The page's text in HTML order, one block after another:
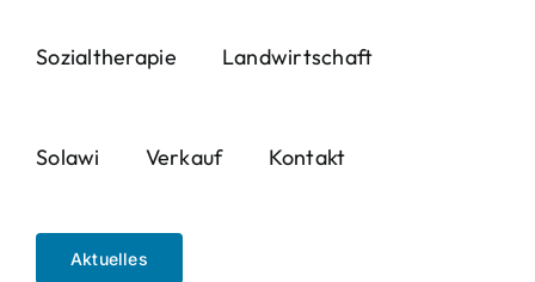
Sozialtherapie Landwirtschaft
Solawi Verkauf Kontakt
Aktuelles